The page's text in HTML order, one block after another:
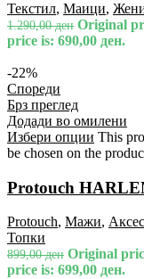
Текстил, Маици,
1.290,00ден Original
price is: 690,00 ден.
-22%
Спореди
Брз преглед
Додади во омилени
Избери опции This
be chosen on the
Protouch
Protouch, Мажи,
Топки
899,00ден Original
price is: 699,00 ден.